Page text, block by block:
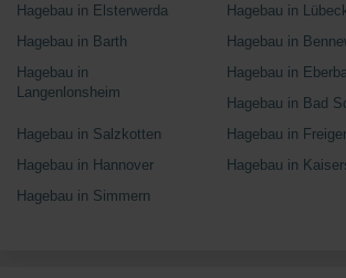
Hagebau in Elsterwerda
Hagebau in
Hagebau in Barth
Hagebau in
Hagebau in
Langenlonsheim
Hagebau in
Hagebau in Bad
Hagebau in Salzkotten
Hagebau in
Hagebau in Hannover
Hagebau in
Hagebau in Simmern